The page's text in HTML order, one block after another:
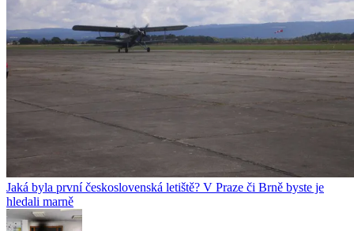
Jaká byla první československá letiště? V Praze či Brně byste je
hledali marně